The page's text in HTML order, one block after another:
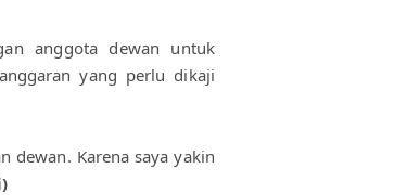
anggota dewan untuk
yang perlu dikaji
dewan. Karena saya yakin
)